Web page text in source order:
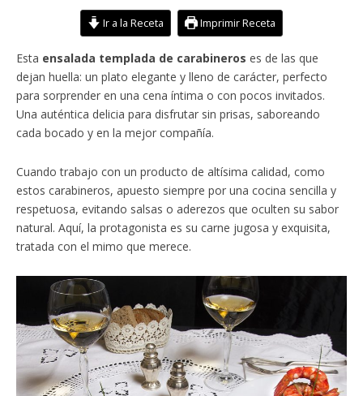
Ir a la Receta Imprimir Receta
Esta ensalada templada de carabineros es de las que
dejan huella: un plato elegante y lleno de carácter, perfecto
para sorprender en una cena íntima o con pocos invitados.
Una auténtica delicia para disfrutar sin prisas, saboreando
cada bocado y en la mejor compañía.
Cuando trabajo con un producto de altísima calidad, como
estos carabineros, apuesto siempre por una cocina sencilla y
respetuosa, evitando salsas o aderezos que oculten su sabor
natural. Aquí, la protagonista es su carne jugosa y exquisita,
tratada con el mimo que merece.